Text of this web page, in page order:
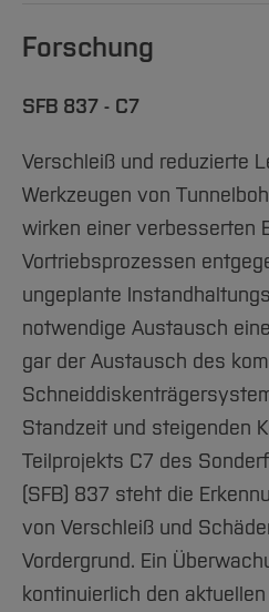
Arbeiten im FB G
International
Studieninteressierte
Studium
International
Team
Service
Notfall-Infos
Gleichstellung
Wahlen
International Office
qed-Stiftung
Zentrale
Forschung
SFB 837 - C7
Verschleiß und reduzierte
Werkzeugen von
wirken einer verbesserten
Vortriebsprozessen
ungeplante
notwendige Austausch
gar der Austausch des
Standzeit und steigenden
Teilprojekts C7 des
(SFB) 837 steht die
von Verschleiß und
Vordergrund. Ein
kontinuierlich den